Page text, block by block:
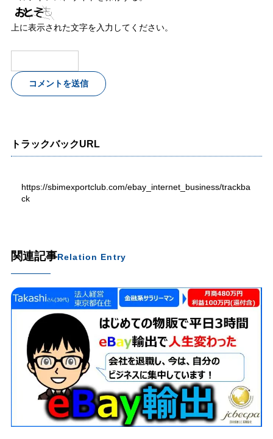
上に表示された文字を入力してください。
トラックバックURL
https://sbimexportclub.com/ebay_internet_business/trackba
ck
関連記事Relation Entry